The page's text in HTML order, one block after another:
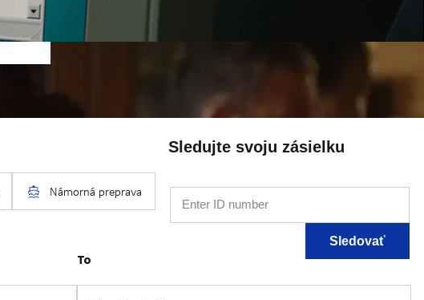
Sledujte svoju zásielku
Enter ID number
Sledovať